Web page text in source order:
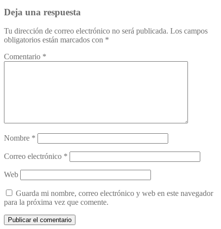
Deja una respuesta
Tu dirección de correo electrónico no será publicada. Los campos
obligatorios están marcados con *
Comentario *
Nombre *
Correo electrónico *
Web
Guarda mi nombre, correo electrónico y web en este navegador
para la próxima vez que comente.